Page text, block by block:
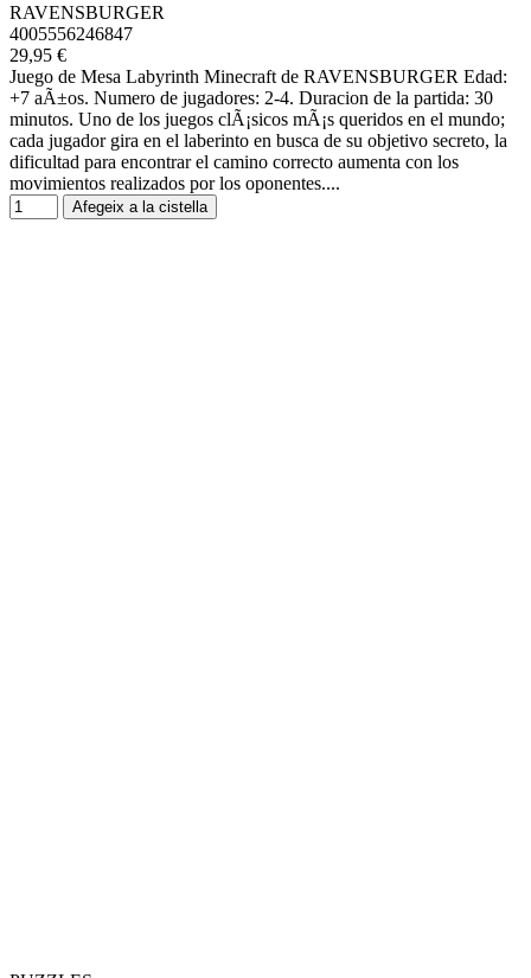
RAVENSBURGER
4005556246847
29,95 €
Juego de Mesa Labyrinth Minecraft de RAVENSBURGER Edad:
+7 aÃ±os. Numero de jugadores: 2-4. Duracion de la partida: 30
minutos. Uno de los juegos clÃ¡sicos mÃ¡s queridos en el mundo;
cada jugador gira en el laberinto en busca de su objetivo secreto, la
dificultad para encontrar el camino correcto aumenta con los
movimientos realizados por los oponentes....
Afegeix a la cistella